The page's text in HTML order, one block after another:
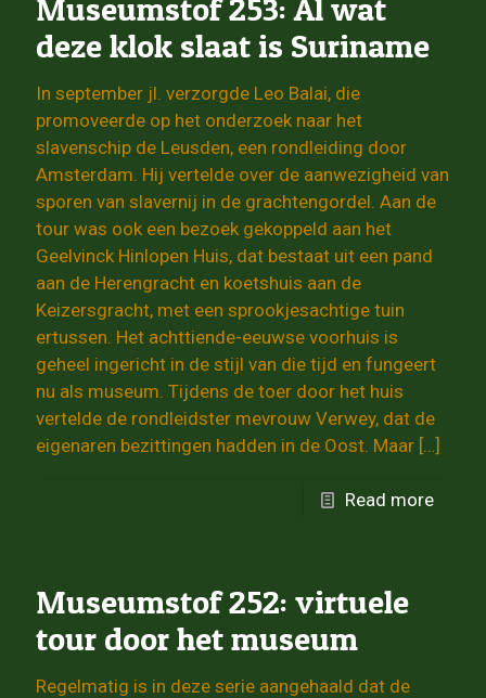
Museumstof 253: Al wat
deze klok slaat is Suriname
In september jl. verzorgde Leo Balai, die
promoveerde op het onderzoek naar het
slavenschip de Leusden, een rondleiding door
Amsterdam. Hij vertelde over de aanwezigheid van
sporen van slavernij in de grachtengordel. Aan de
tour was ook een bezoek gekoppeld aan het
Geelvinck Hinlopen Huis, dat bestaat uit een pand
aan de Herengracht en koetshuis aan de
Keizersgracht, met een sprookjesachtige tuin
ertussen. Het achttiende-eeuwse voorhuis is
geheel ingericht in de stijl van die tijd en fungeert
nu als museum. Tijdens de toer door het huis
vertelde de rondleidster mevrouw Verwey, dat de
eigenaren bezittingen hadden in de Oost. Maar […]
Read more
Museumstof 252: virtuele
tour door het museum
Regelmatig is in deze serie aangehaald dat de